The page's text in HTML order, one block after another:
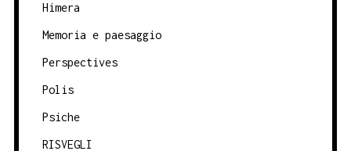
Himera
Memoria e paesaggio
Perspectives
Polis
Psiche
RISVEGLI